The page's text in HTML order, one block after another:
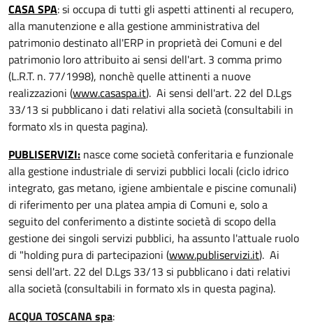
CASA SPA: si occupa di tutti gli aspetti attinenti al recupero,
alla manutenzione e alla gestione amministrativa del
patrimonio destinato all'ERP in proprietà dei Comuni e del
patrimonio loro attribuito ai sensi dell'art. 3 comma primo
(L.R.T. n. 77/1998), nonchè quelle attinenti a nuove
realizzazioni (www.casaspa.it). Ai sensi dell'art. 22 del D.Lgs
33/13 si pubblicano i dati relativi alla società (consultabili in
formato xls in questa pagina).
PUBLISERVIZI: nasce come società conferitaria e funzionale
alla gestione industriale di servizi pubblici locali (ciclo idrico
integrato, gas metano, igiene ambientale e piscine comunali)
di riferimento per una platea ampia di Comuni e, solo a
seguito del conferimento a distinte società di scopo della
gestione dei singoli servizi pubblici, ha assunto l'attuale ruolo
di "holding pura di partecipazioni (www.publiservizi.it). Ai
sensi dell'art. 22 del D.Lgs 33/13 si pubblicano i dati relativi
alla società (consultabili in formato xls in questa pagina).
ACQUA TOSCANA spa: